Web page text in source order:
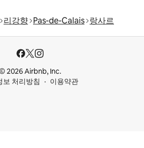
리강향 Pas-de-Calais 랑사르
2026 Airbnb, Inc.
보 처리방침
이용약관